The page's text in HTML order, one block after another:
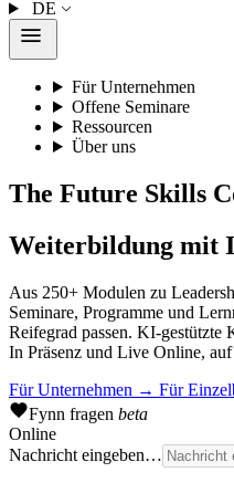
DE
Für Unternehmen
Offene Seminare
Ressourcen
Über uns
The Future Skills
Weiterbildung mit
Aus 250+ Modulen zu
Seminare, Programme und
Reifegrad passen. KI-gestützte
In Präsenz und Live Online,
Für Unternehmen → Für
Fynn fragen beta
Online
Nachricht eingeben…